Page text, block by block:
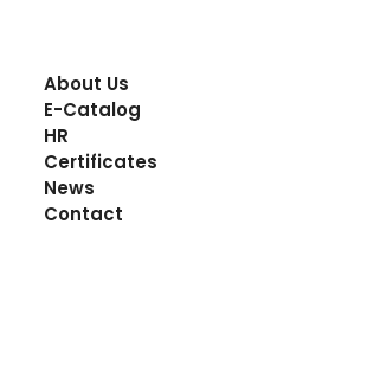
About Us
E-Catalog
HR
Certificates
News
Contact